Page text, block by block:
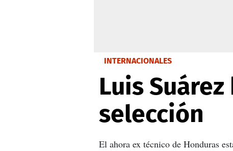
INTERNACIONALES
Luis
selección
El ahora ex técnico de Honduras